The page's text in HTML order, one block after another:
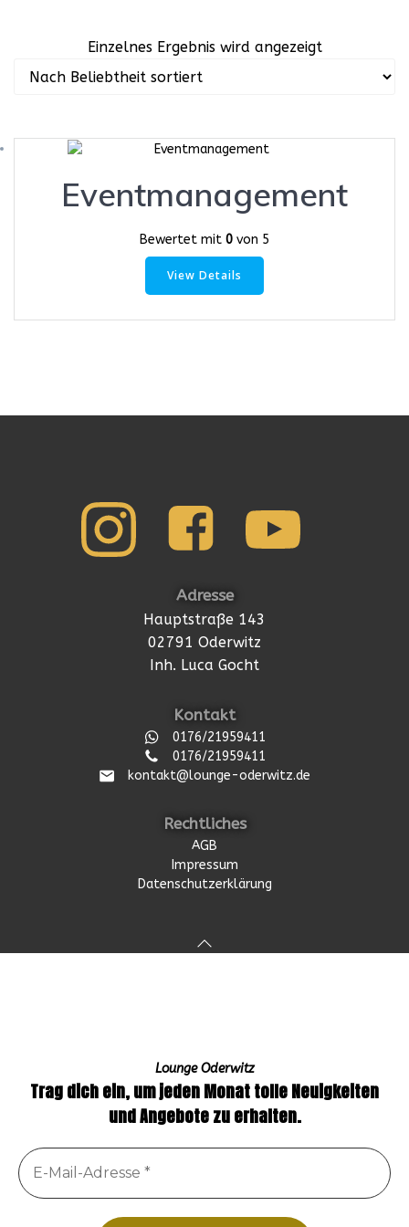
Einzelnes Ergebnis wird angezeigt
Eventmanagement
Bewertet mit 0 von 5
View Details
Adresse
Hauptstraße 143
02791 Oderwitz
Inh. Luca Gocht
Kontakt
0176/21959411
0176/21959411
kontakt@lounge-oderwitz.de
Rechtliches
AGB
Impressum
Datenschutzerklärung
Lounge Oderwitz
Trag dich ein, um jeden Monat tolle Neuigkeiten
und Angebote zu erhalten.